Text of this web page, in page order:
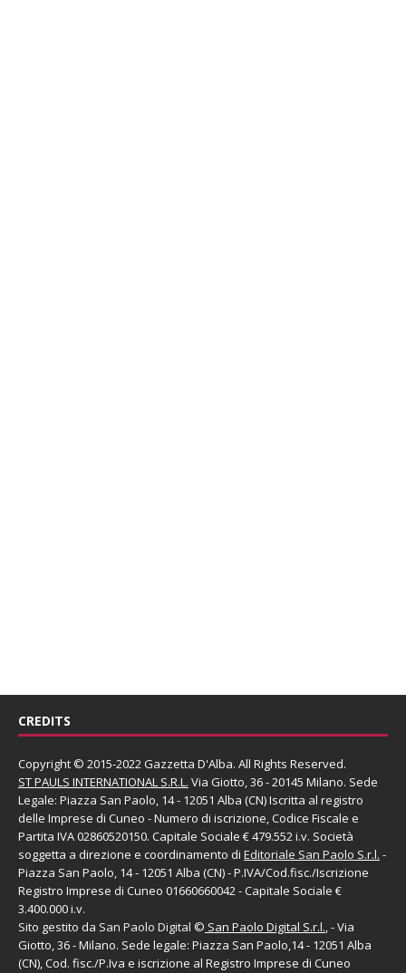
CREDITS
Copyright © 2015-2022 Gazzetta D'Alba. All Rights Reserved.
ST PAULS INTERNATIONAL S.R.L. Via Giotto, 36 - 20145 Milano. Sede
Legale: Piazza San Paolo, 14 - 12051 Alba (CN) Iscritta al registro
delle Imprese di Cuneo - Numero di iscrizione, Codice Fiscale e
Partita IVA 02860520150. Capitale Sociale € 479.552 i.v. Società
soggetta a direzione e coordinamento di Editoriale San Paolo S.r.l. -
Piazza San Paolo, 14 - 12051 Alba (CN) - P.IVA/Cod.fisc./Iscrizione
Registro Imprese di Cuneo 01660660042 - Capitale Sociale €
3.400.000 i.v.
Sito gestito da San Paolo Digital © San Paolo Digital S.r.l., - Via
Giotto, 36 - Milano. Sede legale: Piazza San Paolo,14 - 12051 Alba
(CN), Cod. fisc./P.Iva e iscrizione al Registro Imprese di Cuneo